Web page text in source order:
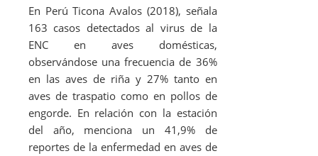
En Perú Ticona Avalos (2018), señala
163 casos detectados al virus de la
ENC en aves domésticas,
observándose una frecuencia de 36%
en las aves de riña y 27% tanto en
aves de traspatio como en pollos de
engorde. En relación con la estación
del año, menciona un 41,9% de
reportes de la enfermedad en aves de